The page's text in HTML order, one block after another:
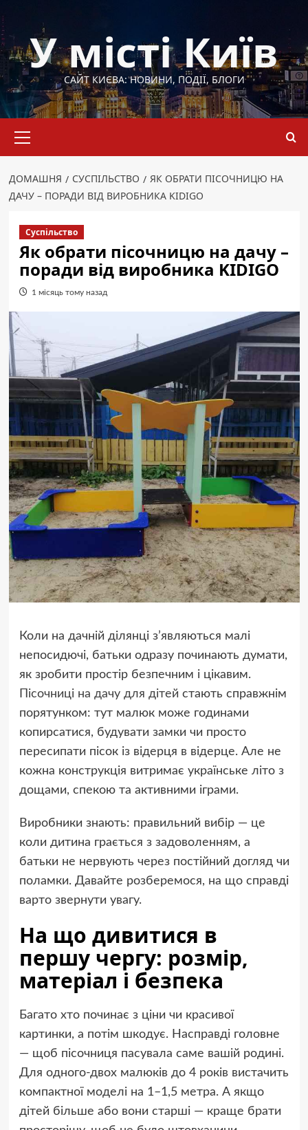
до
вмістуУ місті Київ
САЙТ КИЄВА: НОВИНИ, ПОДІЇ, БЛОГИ
меню
ДОМАШНЯ СУСПІЛЬСТВО
ЯК ОБРАТИ ПІСОЧНИЦЮ НА
ДАЧУ – ПОРАДИ ВІД ВИРОБНИКА KIDIGO
Суспільство
Як обрати пісочницю на дачу –
поради від виробника KIDIGO
1 місяць тому назад
Коли на дачній ділянці з’являються малі
непосидючі, батьки одразу починають думати,
як зробити простір безпечним і цікавим.
Пісочниці на дачу для дітей стають справжнім
порятунком: тут малюк може годинами
копирсатися, будувати замки чи просто
пересипати пісок із відерця в відерце. Але не
кожна конструкція витримає українське літо з
дощами, спекою та активними іграми.
Виробники знають: правильний вибір — це
коли дитина грається з задоволенням, а
батьки не нервують через постійний догляд чи
поламки. Давайте розберемося, на що справді
варто звернути увагу.
На що дивитися в
першу чергу: розмір,
матеріал і безпека
Багато хто починає з ціни чи красивої
картинки, а потім шкодує. Насправді головне
— щоб пісочниця пасувала саме вашій родині.
Для одного-двох малюків до 4 років вистачить
компактної моделі на 1–1,5 метра. А якщо
дітей більше або вони старші — краще брати